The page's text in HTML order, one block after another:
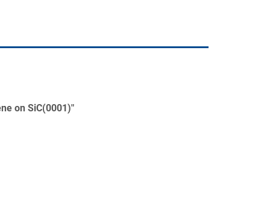
on SiC(0001)"